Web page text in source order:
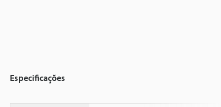
Especificações